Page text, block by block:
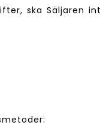
ska Säljaren